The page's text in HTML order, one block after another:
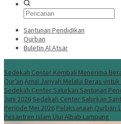
Santunan Pendidikan
Qurban
Buletin Al Atsar
Sedekah Center Kembali Menerima
Qur’an Amal Jariyah Melalui Beras
Sedekah Center Salurkan Santunan
Juni 2026Sedekah Center Salurkan
Periode Mei 2026 Pelaksanaan Qurban
Pesantren Islam Ulul Albab Lampung